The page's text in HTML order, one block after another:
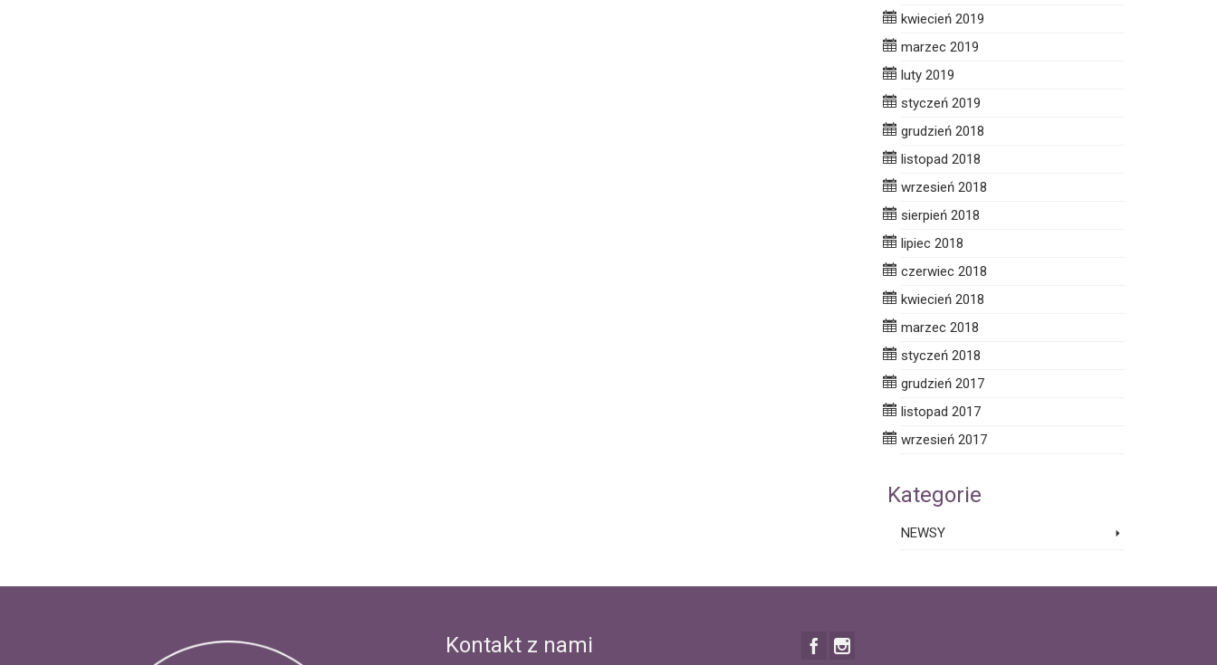
kwiecień 2019
marzec 2019
luty 2019
styczeń 2019
grudzień 2018
listopad 2018
wrzesień 2018
sierpień 2018
lipiec 2018
czerwiec 2018
kwiecień 2018
marzec 2018
styczeń 2018
grudzień 2017
listopad 2017
wrzesień 2017
Kategorie
NEWSY
Kontakt z nami